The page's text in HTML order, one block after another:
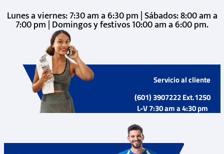
Lunes a viernes: 7:30 am a 6:30 pm | Sábados: 8:00 am a
7:00 pm | Domingos y festivos 10:00 am a 6:00 pm.
Servicio al cliente
(601) 3907222 Ext.1250
L-V 7:30 am a 4:30 pm